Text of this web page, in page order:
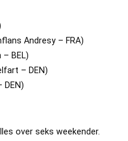
Andresy – FRA)
BEL)
– DEN)
DEN)
over seks weekender.